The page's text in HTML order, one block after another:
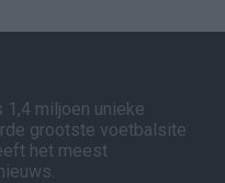
miljoen unieke
grootste voetbalsite
het meest